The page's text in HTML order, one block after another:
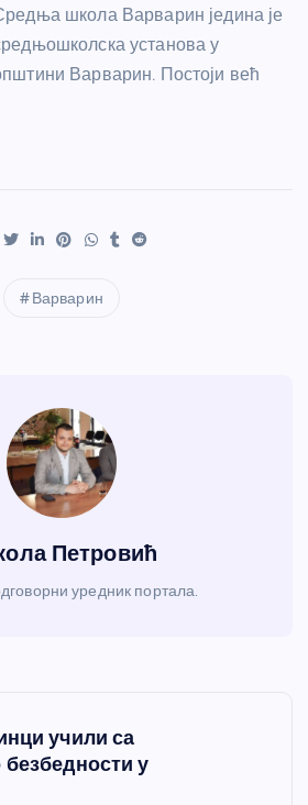
школа Варварин једина је
установа у
Варварин. Постоји већ
Варварин
Петровић
уредник портала.
учили са
у